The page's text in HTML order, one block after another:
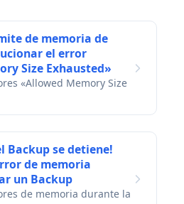
de memoria de
el error
Size Exhausted»
«Allowed Memory Size
Backup se detiene!
de memoria
un Backup
de memoria durante la